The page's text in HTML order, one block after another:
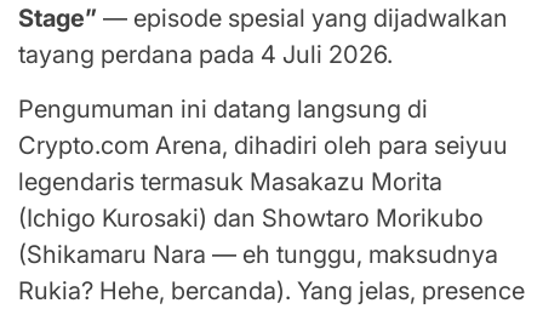
Stage” — episode spesial yang dijadwalkan
tayang perdana pada 4 Juli 2026.
Pengumuman ini datang langsung di
Crypto.com Arena, dihadiri oleh para seiyuu
legendaris termasuk Masakazu Morita
(Ichigo Kurosaki) dan Showtaro Morikubo
(Shikamaru Nara — eh tunggu, maksudnya
Rukia? Hehe, bercanda). Yang jelas, presence